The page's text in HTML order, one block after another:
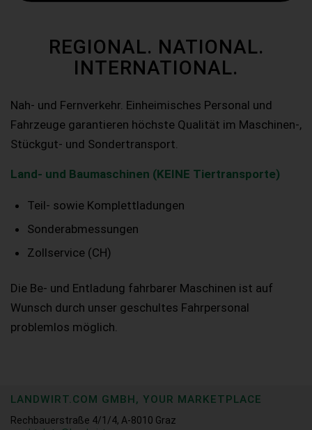
REGIONAL. NATIONAL.
INTERNATIONAL.
Nah- und Fernverkehr. Einheimisches Personal und
Fahrzeuge garantieren höchste Qualität im Maschinen-,
Stückgut- und Sondertransport.
Land- und Baumaschinen (KEINE Tiertransporte)
Teil- sowie Komplettladungen
Sonderabmessungen
Zollservice (CH)
Die Be- und Entladung fahrbarer Maschinen ist auf
Wunsch durch unser geschultes Fahrpersonal
problemlos möglich.
LANDWIRT.COM GMBH, YOUR MARKETPLACE
Rechbauerstraße 4/1/4, A-8010 Graz